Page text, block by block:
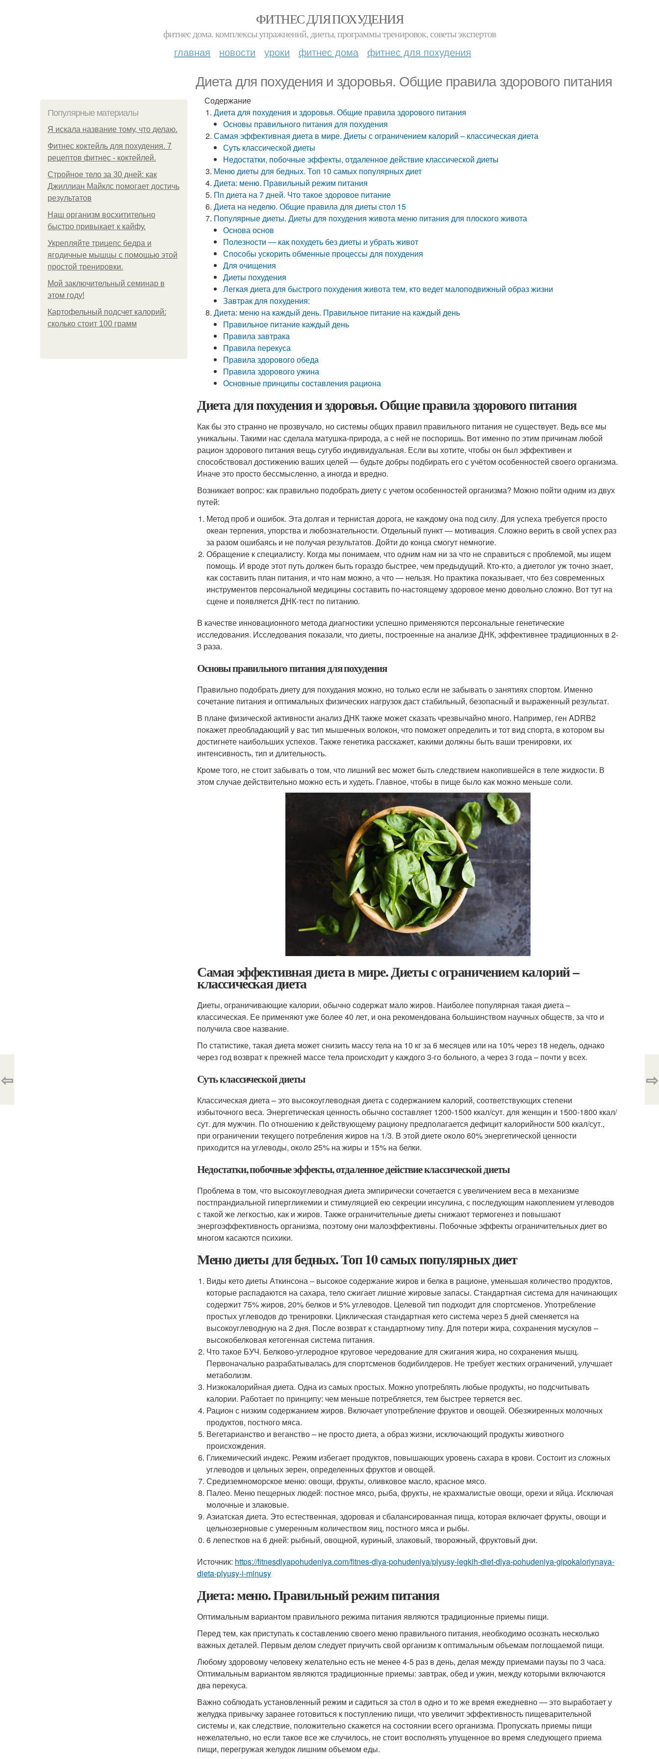
ФИТНЕС ДЛЯ ПОХУДЕНИЯ
фитнес дома. комплексы упражнений, диеты, программы тренировок, советы экспертов
главная новости уроки фитнес дома фитнес для похудения
Диета для похудения и здоровья. Общие правила здорового питания
Популярные материалы
Я искала название тому, что делаю.
Фитнес коктейль для похудения. 7
рецептов фитнес - коктейлей.
Стройное тело за 30 дней: как
Джиллиан Майклс помогает достичь
результатов
Наш организм восхитительно
быстро привыкает к кайфу.
Укрепляйте трицепс бедра и
ягодичные мышцы с помощью этой
простой тренировки.
Мой заключительный семинар в
этом году!
Картофельный подсчет калорий:
сколько стоит 100 грамм
Содержание
Диета для похудения и здоровья. Общие правила здорового питания
Основы правильного питания для похудения
Самая эффективная диета в мире. Диеты с ограничением калорий – классическая диета
Суть классической диеты
Недостатки, побочные эффекты, отдаленное действие классической диеты
Меню диеты для бедных. Топ 10 самых популярных диет
Диета: меню. Правильный режим питания
Пп диета на 7 дней. Что такое здоровое питание
Диета на неделю. Общие правила для диеты стол 15
Популярные диеты. Диеты для похудения живота меню питания для плоского живота
Основа основ
Полезности — как похудеть без диеты и убрать живот
Способы ускорить обменные процессы для похудения
Для очищения
Диеты похудения
Легкая диета для быстрого похудения живота тем, кто ведет малоподвижный образ жизни
Завтрак для похудения:
Диета: меню на каждый день. Правильное питание на каждый день
Правильное питание каждый день
Правила завтрака
Правила перекуса
Правила здорового обеда
Правила здорового ужина
Основные принципы составления рациона
Диета для похудения и здоровья. Общие правила здорового питания
Как бы это странно не прозвучало, но системы общих правил правильного питания не существует. Ведь все мы
уникальны. Такими нас сделала матушка-природа, а с ней не поспоришь. Вот именно по этим причинам любой
рацион здорового питания вещь сугубо индивидуальная. Если вы хотите, чтобы он был эффективен и
способствовал достижению ваших целей — будьте добры подбирать его с учётом особенностей своего организма.
Иначе это просто бессмысленно, а иногда и вредно.
Возникает вопрос: как правильно подобрать диету с учетом особенностей организма? Можно пойти одним из двух
путей:
Метод проб и ошибок. Эта долгая и тернистая дорога, не каждому она под силу. Для успеха требуется просто
океан терпения, упорства и любознательности. Отдельный пункт — мотивация. Сложно верить в свой успех раз
за разом ошибаясь и не получая результатов. Дойти до конца смогут немногие.
Обращение к специалисту. Когда мы понимаем, что одним нам ни за что не справиться с проблемой, мы ищем
помощь. И вроде этот путь должен быть гораздо быстрее, чем предыдущий. Кто-кто, а диетолог уж точно знает,
как составить план питания, и что нам можно, а что — нельзя. Но практика показывает, что без современных
инструментов персональной медицины составить по-настоящему здоровое меню довольно сложно. Вот тут на
сцене и появляется ДНК-тест по питанию.
В качестве инновационного метода диагностики успешно применяются персональные генетические
исследования. Исследования показали, что диеты, построенные на анализе ДНК, эффективнее традиционных в 2-
3 раза.
Основы правильного питания для похудения
Правильно подобрать диету для похудания можно, но только если не забывать о занятиях спортом. Именно
сочетание питания и оптимальных физических нагрузок даст стабильный, безопасный и выраженный результат.
В плане физической активности анализ ДНК также может сказать чрезвычайно много. Например, ген ADRB2
покажет преобладающий у вас тип мышечных волокон, что поможет определить и тот вид спорта, в котором вы
достигнете наибольших успехов. Также генетика расскажет, какими должны быть ваши тренировки, их
интенсивность, тип и длительность.
Кроме того, не стоит забывать о том, что лишний вес может быть следствием накопившейся в теле жидкости. В
этом случае действительно можно есть и худеть. Главное, чтобы в пище было как можно меньше соли.
Самая эффективная диета в мире. Диеты с ограничением калорий –
классическая диета
Диеты, ограничивающие калории, обычно содержат мало жиров. Наиболее популярная такая диета –
классическая. Ее применяют уже более 40 лет, и она рекомендована большинством научных обществ, за что и
получила свое название.
По статистике, такая диета может снизить массу тела на 10 кг за 6 месяцев или на 10% через 18 недель, однако
через год возврат к прежней массе тела происходит у каждого 3-го больного, а через 3 года – почти у всех.
Суть классической диеты
Классическая диета – это высокоуглеводная диета с содержанием калорий, соответствующих степени
избыточного веса. Энергетическая ценность обычно составляет 1200-1500 ккал/сут. для женщин и 1500-1800 ккал/
сут. для мужчин. По отношению к действующему рациону предполагается дефицит калорийности 500 ккал/сут.,
при ограничении текущего потребления жиров на 1/3. В этой диете около 60% энергетической ценности
приходится на углеводы, около 25% на жиры и 15% на белки.
Недостатки, побочные эффекты, отдаленное действие классической диеты
Проблема в том, что высокоуглеводная диета эмпирически сочетается с увеличением веса в механизме
постпрандиальной гипергликемии и стимуляцией ею секреции инсулина, с последующим накоплением углеводов
с такой же легкостью, как и жиров. Также ограничительные диеты снижают термогенез и повышают
энергоэффективность организма, поэтому они малоэффективны. Побочные эффекты ограничительных диет во
многом касаются психики.
Меню диеты для бедных. Топ 10 самых популярных диет
Виды кето диеты Аткинсона – высокое содержание жиров и белка в рационе, уменьшая количество продуктов,
которые распадаются на сахара, тело сжигает лишние жировые запасы. Стандартная система для начинающих
содержит 75% жиров, 20% белков и 5% углеводов. Целевой тип подходит для спортсменов. Употребление
простых углеводов до тренировки. Циклическая стандартная кето система через 5 дней сменяется на
высокоуглеводную на 2 дня. После возврат к стандартному типу. Для потери жира, сохранения мускулов –
высокобелковая кетогенная система питания.
Что такое БУЧ. Белково-углеродное круговое чередование для сжигания жира, но сохранения мышц.
Первоначально разрабатывалась для спортсменов бодибилдеров. Не требует жестких ограничений, улучшает
метаболизм.
Низкокалорийная диета. Одна из самых простых. Можно употреблять любые продукты, но подсчитывать
калории. Работает по принципу: чем меньше потребляется, тем быстрее теряется вес.
Рацион с низким содержанием жиров. Включает употребление фруктов и овощей. Обезжиренных молочных
продуктов, постного мяса.
Вегетарианство и веганство – не просто диета, а образ жизни, исключающий продукты животного
происхождения.
Гликемический индекс. Режим избегает продуктов, повышающих уровень сахара в крови. Состоит из сложных
углеводов и цельных зерен, определенных фруктов и овощей.
Средиземноморское меню: овощи, фрукты, оливковое масло, красное мясо.
Палео. Меню пещерных людей: постное мясо, рыба, фрукты, не крахмалистые овощи, орехи и яйца. Исключая
молочные и злаковые.
Азиатская диета. Это естественная, здоровая и сбалансированная пища, которая включает фрукты, овощи и
цельнозерновые с умеренным количеством яиц, постного мяса и рыбы.
6 лепестков на 6 дней: рыбный, овощной, куриный, злаковый, творожный, фруктовый дни.
Источник: https://fitnesdlyapohudeniya.com/fitnes-dlya-pohudeniya/plyusy-legkih-diet-dlya-pohudeniya-gipokaloriynaya-
dieta-plyusy-i-minusy
Диета: меню. Правильный режим питания
Оптимальным вариантом правильного режима питания являются традиционные приемы пищи.
Перед тем, как приступать к составлению своего меню правильного питания, необходимо осознать несколько
важных деталей. Первым делом следует приучить свой организм к оптимальным объемам поглощаемой пищи.
Любому здоровому человеку желательно есть не менее 4-5 раз в день, делая между приемами паузы по 3 часа.
Оптимальным вариантом являются традиционные приемы: завтрак, обед и ужин, между которыми включаются
два перекуса.
Важно соблюдать установленный режим и садиться за стол в одно и то же время ежедневно — это выработает у
желудка привычку заранее готовиться к поступлению пищи, что увеличит эффективность пищеварительной
системы и, как следствие, положительно скажется на состоянии всего организма. Пропускать приемы пищи
нежелательно, но если такое все же случилось, не стоит восполнять упущенное во время следующего приема
пищи, перегружая желудок лишним объемом еды.
⇦ ⇨